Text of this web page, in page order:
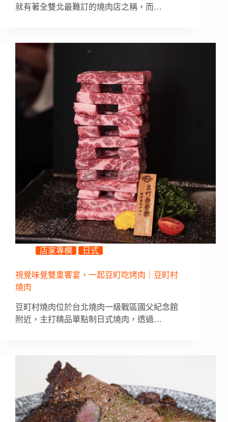
就有著全雙北最難訂的燒肉店之稱，而…
店家專欄 日式
視覺味覺雙重饗宴，一起豆町吃烤肉｜豆町村
燒肉
豆町村燒肉位於台北燒肉一級戰區國父紀念館
附近，主打精品單點制日式燒肉，透過…